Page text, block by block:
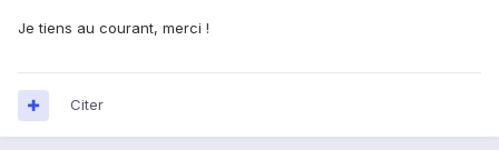
Je tiens au courant, merci !
Citer